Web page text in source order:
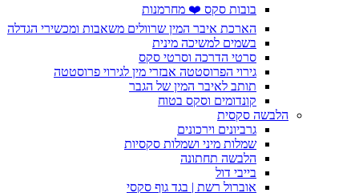
בובות סקס ❤️ מחרמנות
הארכת איבר המין שרוולים משאבות ומכשירי הגדלה
בשמים למשיכה מינית
סרטי הדרכה וסרטי סקס
גירוי הפרוסטטה אבזרי מין לגירוי פרוסטטה
תותב לאיבר המין של הגבר
קונדומים וסקס בטוח
הלבשה סקסית
גרביונים וירכונים
שמלות מיני ושמלות סקסיות
הלבשה תחתונה
בייבי דול
אוברול רשת | בגד גוף סקסי